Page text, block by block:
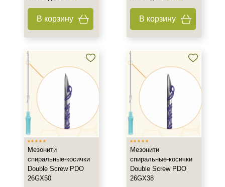
Результат
Тонус
Стимуляция коллагена
Объём
10 шт
10 шт/упк
Ингредиенты
Полидиоксанон (PDO)
Процедура
В корзину В корзину
Мезонити
спиральные-косички
Double Screw PDO
26GX50
Мезонити
спиральные-косички
Double Screw PDO
26GX38